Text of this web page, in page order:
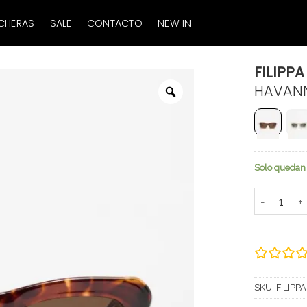
SALE CONTACTO NEW IN
FILIPPA
Solo
SKU: